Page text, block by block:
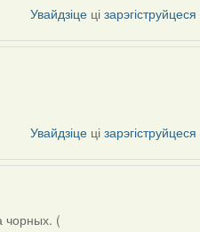
Увайдзіце цізарэгіструйцеся
Увайдзіце цізарэгіструйцеся
чорных. (